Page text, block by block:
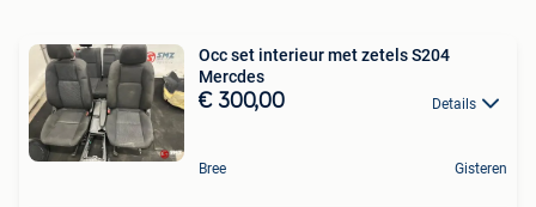
Occ set interieur met zetels S204
Mercdes
€ 300,00 Details
Bree Gisteren